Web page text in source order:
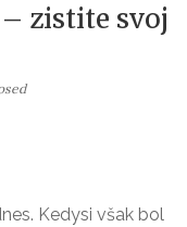
zistite svoj
Kedysi však bol